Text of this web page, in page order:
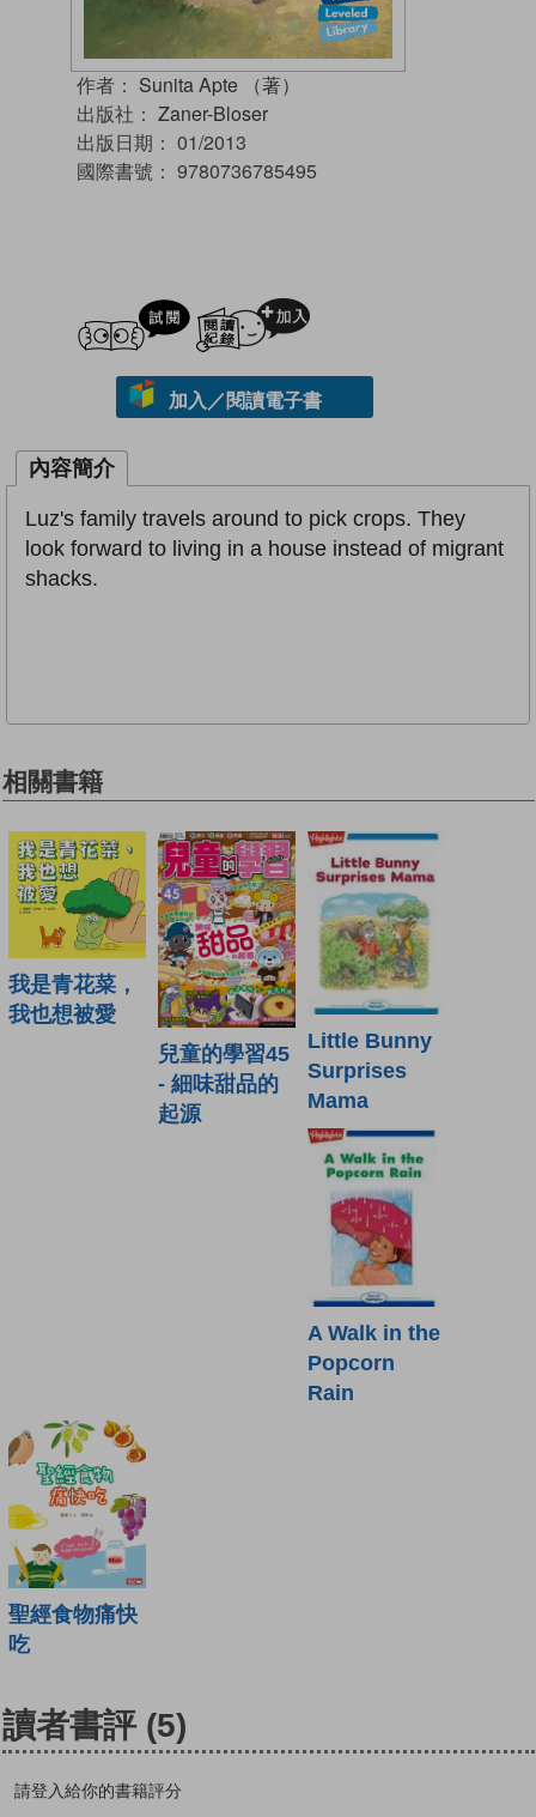
作者： Sunita Apte （著）
出版社： Zaner-Bloser
出版日期： 01/2013
國際書號： 9780736785495
試閲
加入／閱讀電子書
內容簡介
Luz's family travels around to pick crops. They
look forward to living in a house instead of migrant
shacks.
相關書籍
我是青花菜，
我也想被愛
兒童的學習45
- 細味甜品的
起源
Little Bunny
Surprises
Mama
A Walk in the
Popcorn
Rain
聖經食物痛快
吃
讀者書評 (5)
請登入給你的書籍評分